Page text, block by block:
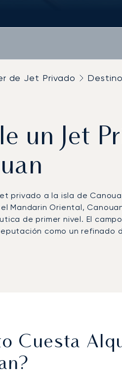
de Jet Privado
un Jet
privado a la isla de
Mandarin Oriental,
de primer nivel. El
como un refinado
vuelos privados al
Cuesta